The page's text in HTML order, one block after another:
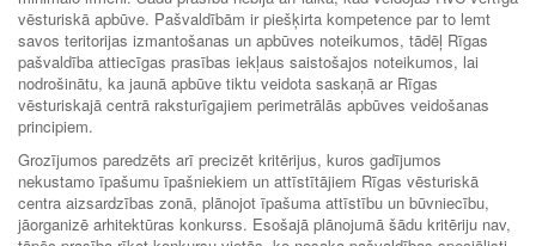
vēsturiskā apbūve. Pašvaldībām ir piešķirta kompetence par to lemt
savos teritorijas izmantošanas un apbūves noteikumos, tādēļ Rīgas
pašvaldība attiecīgas prasības iekļaus saistošajos noteikumos, lai
nodrošinātu, ka jaunā apbūve tiktu veidota saskaņā ar Rīgas
vēsturiskajā centrā raksturīgajiem perimetrālās apbūves veidošanas
principiem.
Grozījumos paredzēts arī precizēt kritērijus, kuros gadījumos
nekustamo īpašumu īpašniekiem un attīstītājiem Rīgas vēsturiskā
centra aizsardzības zonā, plānojot īpašuma attīstību un būvniecību,
jāorganizē arhitektūras konkurss. Esošajā plānojumā šādu kritēriju nav,